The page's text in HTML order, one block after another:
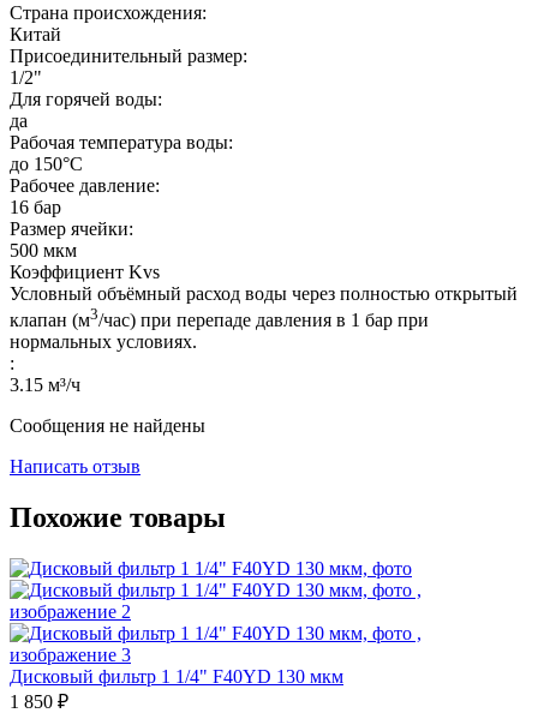
Страна происхождения:
Китай
Присоединительный размер:
1/2"
Для горячей воды:
да
Рабочая температура воды:
до 150°С
Рабочее давление:
16 бар
Размер ячейки:
500 мкм
Коэффициент Kvs
Условный объёмный расход воды через полностью открытый
клапан (м3/час) при перепаде давления в 1 бар при
нормальных условиях.
:
3.15 м³/ч
Сообщения не найдены
Написать отзыв
Похожие товары
Дисковый фильтр 1 1/4" F40YD 130 мкм
1 850 ₽